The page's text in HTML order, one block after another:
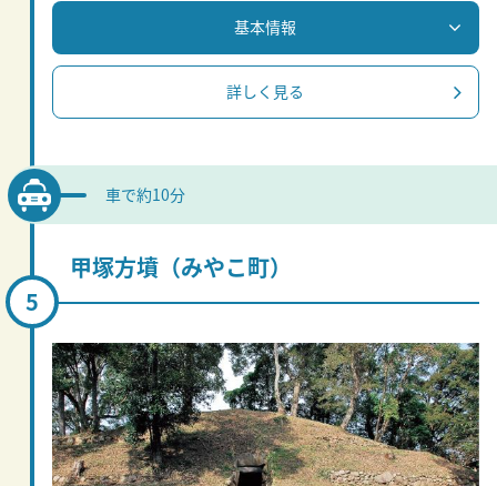
基本情報
詳しく見る
車で約10分
甲塚方墳（みやこ町）